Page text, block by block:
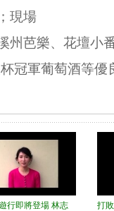
現場
州芭樂、花壇小
冠軍葡萄酒等優
行即將登場 林志
打